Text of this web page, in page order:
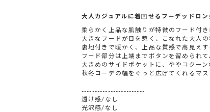
大人カジュアルに着回せるフーデッドロン
柔らかく上品な肌触りが特徴のフード付き
大きなフードが目を惹く、こなれた大人の
裏地付きで暖かく、上品な質感で高見えす
フード部分は上端までボタンを留められて
大きめのサイドポケットに、ややコクー
秋冬コーデの幅をぐっと広げてくれるマス
------------------------
透け感/なし
光沢感/なし